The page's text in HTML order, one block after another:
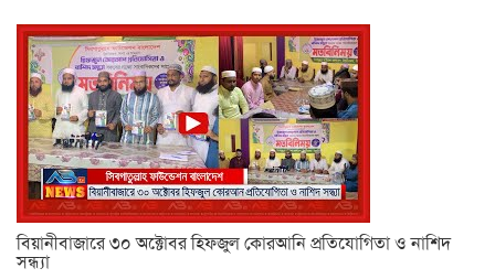
বিয়ানীবাজারে ৩০ অক্টোবর হিফজুল কোরআনি প্রতিযোগিতা ও নাশিদ
সন্ধ্যা